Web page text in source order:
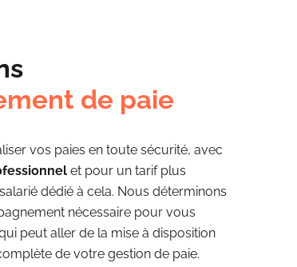
de paie
vos paies en toute sécurité, avec
et pour un tarif plus
dédié à cela. Nous déterminons
nécessaire pour vous
peut aller de la mise à disposition
de votre gestion de paie.